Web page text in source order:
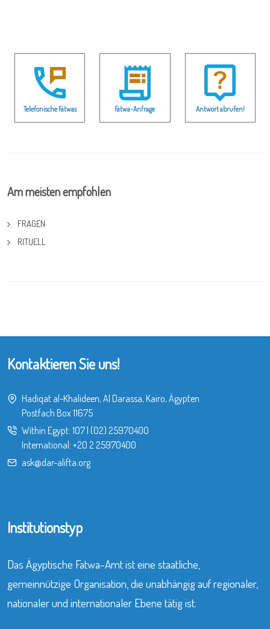
Telefonische Fatwas Fatwa-Anfrage Antwort abrufen!
Am meisten empfohlen
FRAGEN
RITUELL
Kontaktieren Sie uns!
Hadiqat al-Khalideen, Al Darassa, Kairo, Ägypten
Postfach Box 11675
Within Egypt: 107| (02) 25970400
International: +20 2 25970400
ask@dar-alifta.org
Institutionstyp
Das Ägyptische Fatwa-Amt ist eine staatliche,
gemeinnützige Organisation, die unabhängig auf regionaler,
nationaler und internationaler Ebene tätig ist.